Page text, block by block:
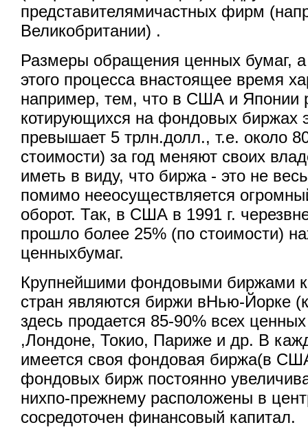
представителямичастных фирм
Великобритании) .
Размеры обращения ценных бумаг, а
этого процесса внастоящее время
например, тем, что в США и Японии
котирующихся на фондовых биржах
превышает 5 трлн.долл., т.е. около
стоимости) за год меняют своих
иметь в виду, что биржа - это не
помимо нееосуществляется
оборот. Так, в США в 1991 г.
прошло более 25% (по стоимости)
ценныхбумаг.
Крупнейшими фондовыми биржами
стран являются биржи вНью-Йорке
здесь продается 85-90% всех
,Лондоне, Токио, Париже и др. В
имеется своя фондовая биржа(в
фондовых бирж постоянно
нихпо-прежнему расположены в
сосредоточен финансовый капитал.